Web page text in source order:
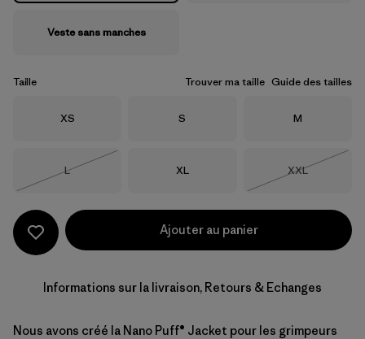
Veste sans manches
Taille Trouver ma taille Guide des tailles
Taille
XS Taille
S Taille
M
Taille
L
Taille
XL Taille
XXL
Ajouter au panier
Informations sur la livraison, Retours & Echanges
Nous avons créé la Nano Puff® Jacket pour les grimpeurs